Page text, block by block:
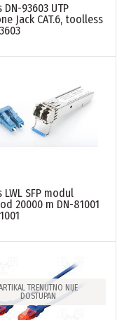
93603 UTP
Jack CAT.6, toolless
LWL SFP modul
20000 m DN-81001
TRENUTNO NIJE
DOSTUPAN